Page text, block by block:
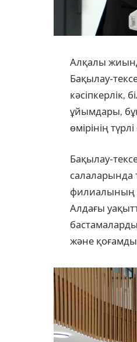
Алқалы
Бақылау-
кәсіпкерлік,
ұйымдары,
өмірінің
Бақылау-
салаларында
филиалының
Алдағы
және